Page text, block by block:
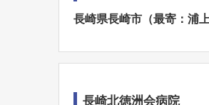
長崎県長崎市（最寄：浦
長崎北徳洲会病院